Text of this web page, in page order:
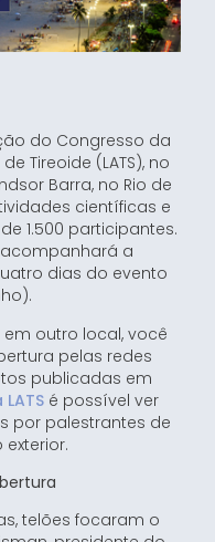
do Congresso da
Tireoide (LATS), no
Barra, no Rio de
científicas e
1.500 participantes.
a
dias do evento
em outro local, você
pelas redes
publicadas em
é possível ver
por palestrantes de
telões focaram o